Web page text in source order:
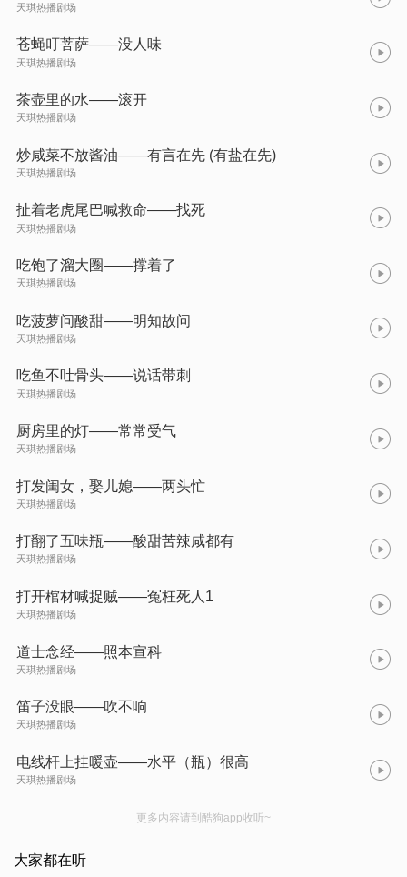
天琪热播剧场
苍蝇叮菩萨——没人味
天琪热播剧场
茶壶里的水——滚开
天琪热播剧场
炒咸菜不放酱油——有言在先 (有盐在先)
天琪热播剧场
扯着老虎尾巴喊救命——找死
天琪热播剧场
吃饱了溜大圈——撑着了
天琪热播剧场
吃菠萝问酸甜——明知故问
天琪热播剧场
吃鱼不吐骨头——说话带刺
天琪热播剧场
厨房里的灯——常常受气
天琪热播剧场
打发闺女，娶儿媳——两头忙
天琪热播剧场
打翻了五味瓶——酸甜苦辣咸都有
天琪热播剧场
打开棺材喊捉贼——冤枉死人1
天琪热播剧场
道士念经——照本宣科
天琪热播剧场
笛子没眼——吹不响
天琪热播剧场
电线杆上挂暖壶——水平（瓶）很高
天琪热播剧场
更多内容请到酷狗app收听~
大家都在听